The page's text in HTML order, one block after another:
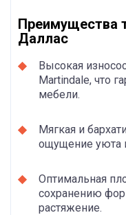
Преимущества
Даллас
Высокая
Martindale, что
мебели.
Мягкая и
ощущение уюта
Оптимальная
сохранению
растяжение.